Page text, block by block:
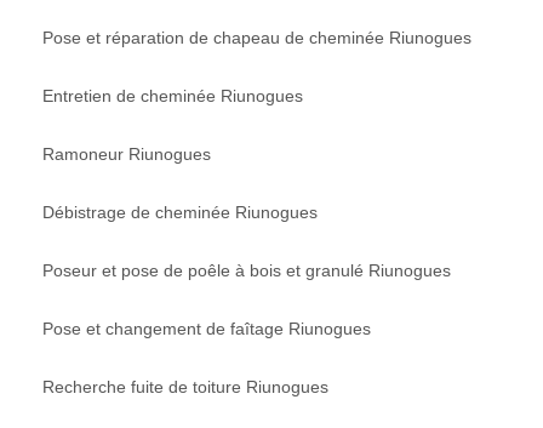
Pose et réparation de chapeau de cheminée Riunogues
Entretien de cheminée Riunogues
Ramoneur Riunogues
Débistrage de cheminée Riunogues
Poseur et pose de poêle à bois et granulé Riunogues
Pose et changement de faîtage Riunogues
Recherche fuite de toiture Riunogues